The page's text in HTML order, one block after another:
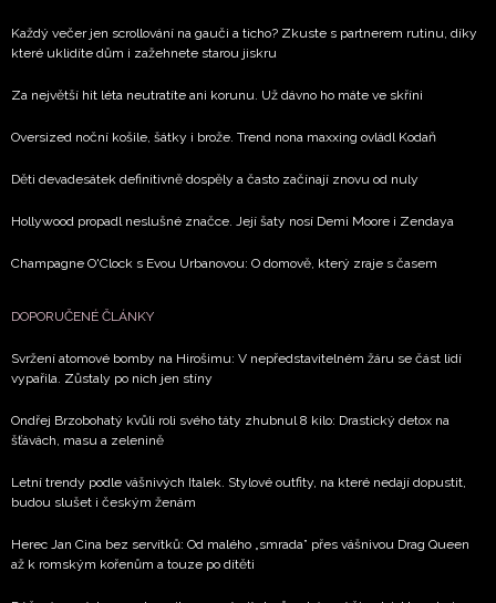
Každý večer jen scrollování na gauči a ticho? Zkuste s partnerem rutinu, díky
které uklidíte dům i zažehnete starou jiskru
Za největší hit léta neutratíte ani korunu. Už dávno ho máte ve skříni
Oversized noční košile, šátky i brože. Trend nona maxxing ovládl Kodaň
Děti devadesátek definitivně dospěly a často začínají znovu od nuly
Hollywood propadl neslušné značce. Její šaty nosí Demi Moore i Zendaya
Champagne O'Clock s Evou Urbanovou: O domově, který zraje s časem
DOPORUČENÉ ČLÁNKY
Svržení atomové bomby na Hirošimu: V nepředstavitelném žáru se část lidí
vypařila. Zůstaly po nich jen stíny
Ondřej Brzobohatý kvůli roli svého táty zhubnul 8 kilo: Drastický detox na
šťávách, masu a zelenině
Letní trendy podle vášnivých Italek. Stylové outfity, na které nedají dopustit,
budou slušet i českým ženám
Herec Jan Cina bez servítků: Od malého „smrada” přes vášnivou Drag Queen
až k romským kořenům a touze po dítěti